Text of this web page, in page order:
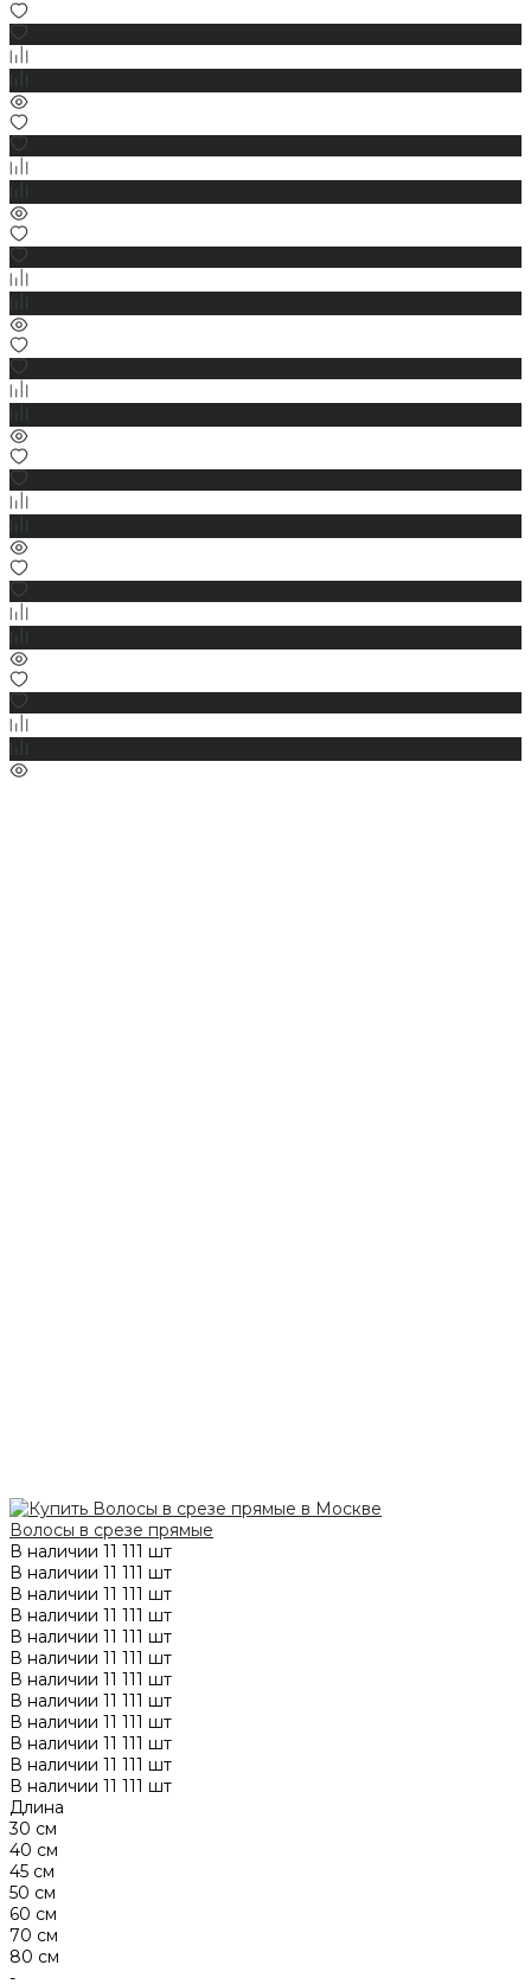
Волосы в срезе прямые
В наличии 11 111 шт
В наличии 11 111 шт
В наличии 11 111 шт
В наличии 11 111 шт
В наличии 11 111 шт
В наличии 11 111 шт
В наличии 11 111 шт
В наличии 11 111 шт
В наличии 11 111 шт
В наличии 11 111 шт
В наличии 11 111 шт
В наличии 11 111 шт
Длина
30 см
40 см
45 см
50 см
60 см
70 см
80 см
-